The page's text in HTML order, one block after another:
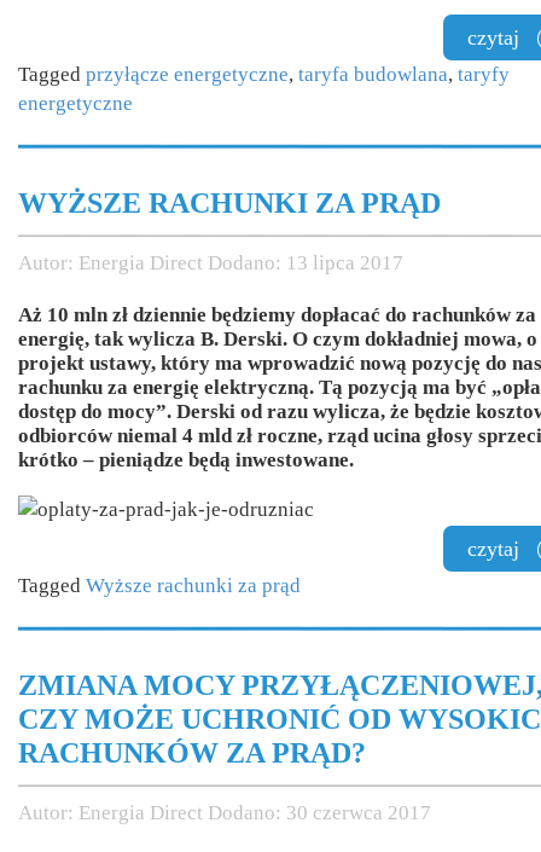
czytaj
Tagged przyłącze energetyczne, taryfa budowlana, taryfy
energetyczne
WYŻSZE RACHUNKI ZA PRĄD
Autor: Energia Direct Dodano: 13 lipca 2017
Aż 10 mln zł dziennie będziemy dopłacać do rachunków za
energię, tak wylicza B. Derski. O czym dokładniej mowa, o
projekt ustawy, który ma wprowadzić nową pozycję do
rachunku za energię elektryczną. Tą pozycją ma być
dostęp do mocy”. Derski od razu wylicza, że będzie
odbiorców niemal 4 mld zł roczne, rząd ucina głosy
krótko – pieniądze będą inwestowane.
czytaj
Tagged Wyższe rachunki za prąd
ZMIANA MOCY
CZY MOŻE UCHRONIĆ OD
RACHUNKÓW ZA PRĄD?
Autor: Energia Direct Dodano: 30 czerwca 2017